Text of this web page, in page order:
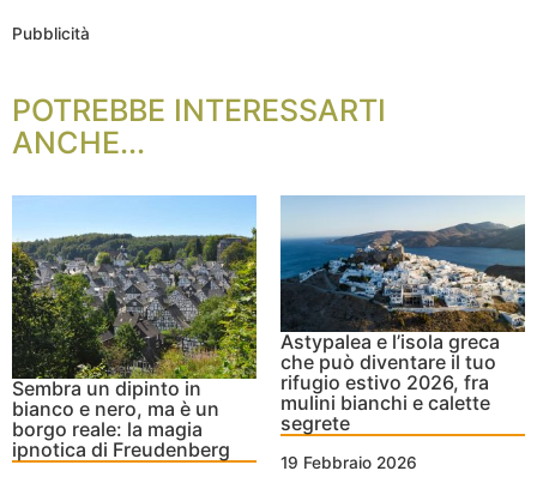
Pubblicità
POTREBBE INTERESSARTI
ANCHE...
Sembra un dipinto in
bianco e nero, ma è un
borgo reale: la magia
ipnotica di Freudenberg
Astypalea e l’isola greca
che può diventare il tuo
rifugio estivo 2026, fra
mulini bianchi e calette
segrete
19 Febbraio 2026